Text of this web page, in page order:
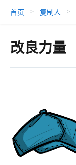
首页 > 复制人 >
改良力量